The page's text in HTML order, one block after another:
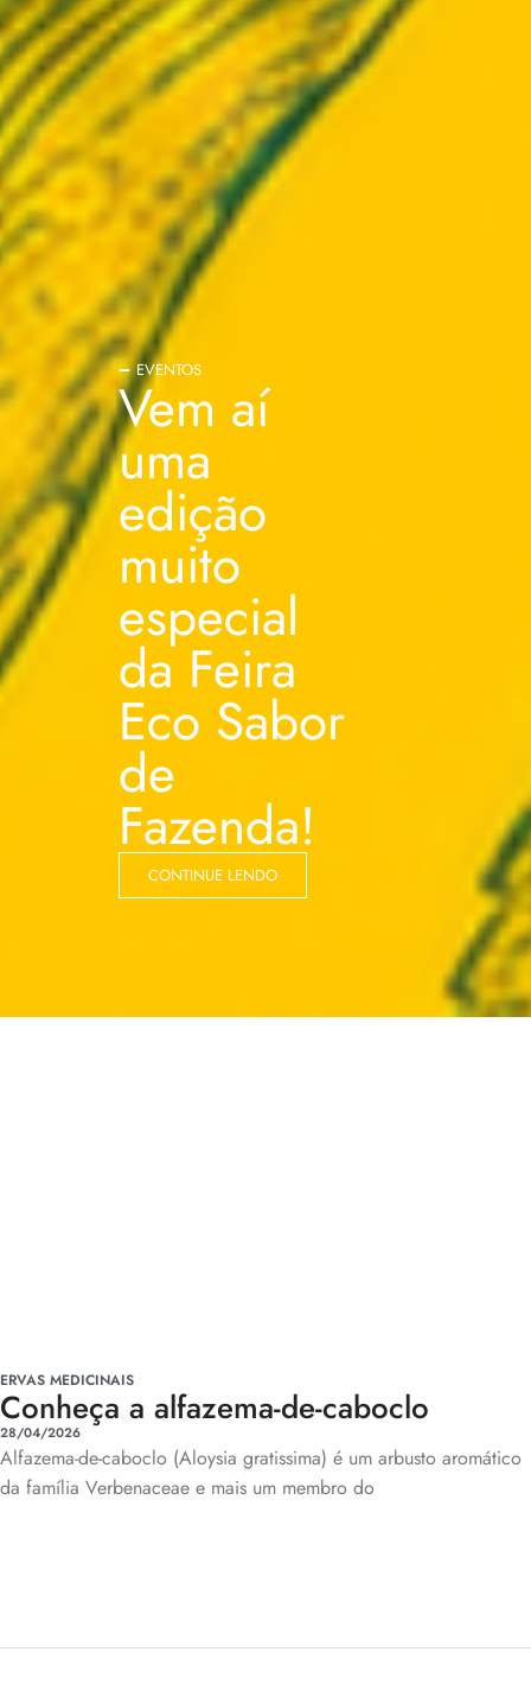
EVENTOS
Vem aí
uma
edição
muito
especial
da Feira
Eco Sabor
de
Fazenda!
CONTINUE LENDO
ERVAS MEDICINAIS
Conheça a alfazema-de-caboclo
28/04/2026
Alfazema-de-caboclo (Aloysia gratissima) é um arbusto aromático
da família Verbenaceae e mais um membro do